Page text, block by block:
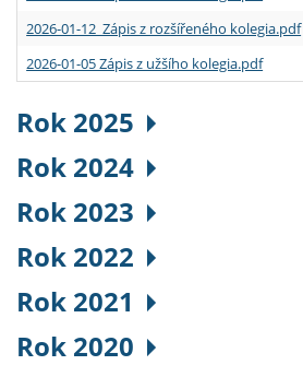
2026-01-12 Zápis z rozšířeného kolegia.pdf
2026-01-05 Zápis z užšího kolegia.pdf
Rok 2025
Rok 2024
Rok 2023
Rok 2022
Rok 2021
Rok 2020